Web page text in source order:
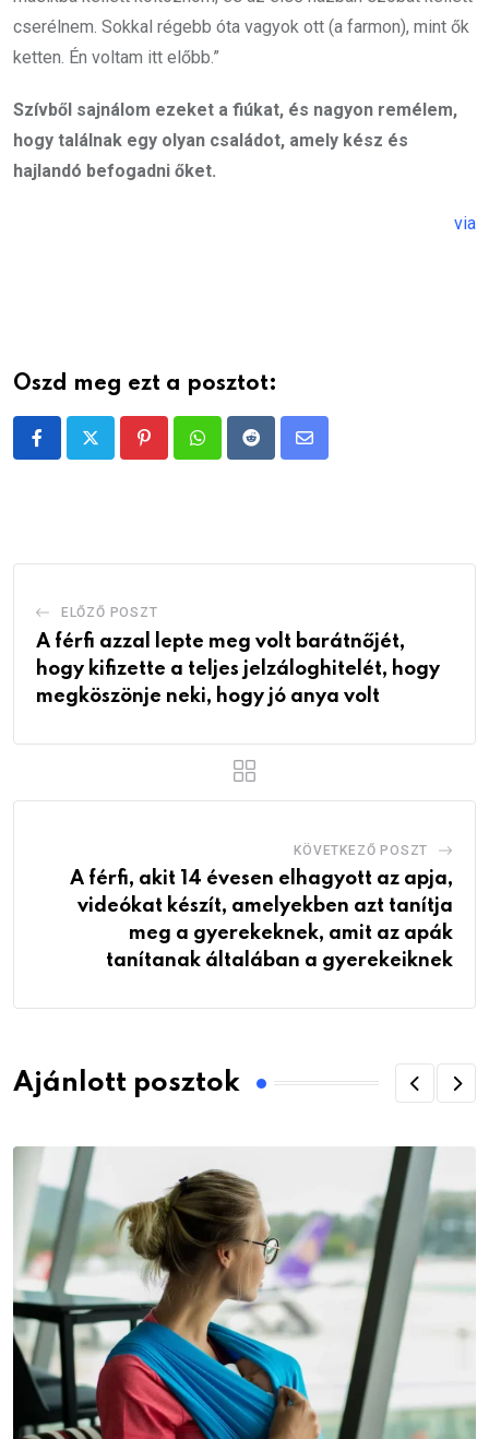
cserélnem. Sokkal régebb óta vagyok ott (a farmon), mint ők
ketten. Én voltam itt előbb.”
Szívből sajnálom ezeket a fiúkat, és nagyon remélem,
hogy találnak egy olyan családot, amely kész és
hajlandó befogadni őket.
via
Oszd meg ezt a posztot:
PinterestWhatsappRedditShare
ELŐZŐ POSZT
A férfi azzal lepte meg volt barátnőjét,
hogy kifizette a teljes jelzáloghitelét, hogy
megköszönje neki, hogy jó anya volt
KÖVETKEZŐ POSZT
A férfi, akit 14 évesen elhagyott az apja,
videókat készít, amelyekben azt tanítja
meg a gyerekeknek, amit az apák
tanítanak általában a gyerekeiknek
Ajánlott posztok